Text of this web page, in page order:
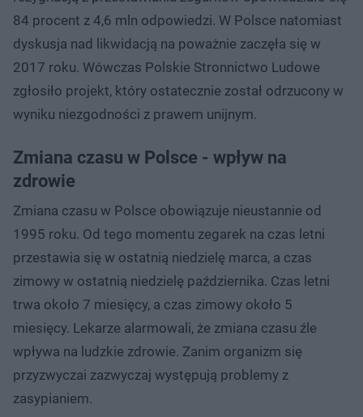
84 procent z 4,6 mln odpowiedzi. W Polsce natomiast
dyskusja nad likwidacją na poważnie zaczęła się w
2017 roku. Wówczas Polskie Stronnictwo Ludowe
zgłosiło projekt, który ostatecznie został odrzucony w
wyniku niezgodności z prawem unijnym.
Zmiana czasu w Polsce - wpływ na
zdrowie
Zmiana czasu w Polsce obowiązuje nieustannie od
1995 roku. Od tego momentu zegarek na czas letni
przestawia się w ostatnią niedzielę marca, a czas
zimowy w ostatnią niedzielę października. Czas letni
trwa około 7 miesięcy, a czas zimowy około 5
miesięcy. Lekarze alarmowali, że zmiana czasu źle
wpływa na ludzkie zdrowie. Zanim organizm się
przyzwyczai zazwyczaj występują problemy z
zasypianiem.